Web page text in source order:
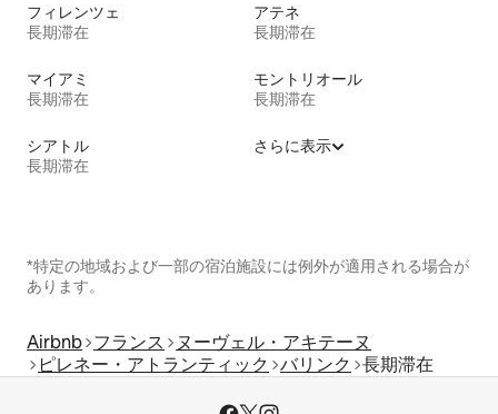
フィレンツェ
長期滞在
アテネ
長期滞在
マイアミ
長期滞在
モントリオール
長期滞在
シアトル
長期滞在
さらに表示
*特定の地域および一部の宿泊施設には例外が適用される場合が
あります。
Airbnb フランス
ヌーヴェル・アキテーヌ
ピレネー・アトランティック
バリンク 長期滞在